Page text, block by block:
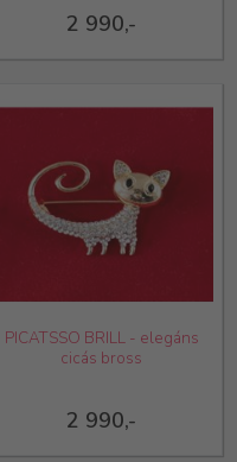
2 990,-
2 990,-
PICATSSO BRILL - elegáns
cicás bross